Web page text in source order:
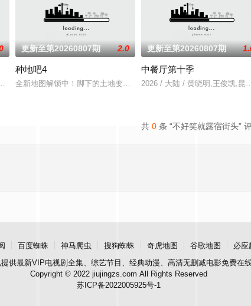
止比技术，更要玩灵
竞技类真人秀 ，由何浩楠、黄渤、吕严、马頔等人为嘉宾。
更新至第20260807期 2.0
种地吧4
全新地图解锁中！脚下的土地变了，但十个勤天那份“想把地种好”的滚
更新至第20260807期
中餐厅第十季
2026 / 大陆 / 黄晓明,王俊凯,昆
共 0 条 “不好笑就露宿街头”
百度蜘蛛 神马爬虫 搜狗蜘蛛 奇虎地图 谷歌地图
必应
提供最新VIP电视剧全集、综艺节目、经典动漫、高清无删减电影免费在
Copyright © 2022 jiujingzs.com All Rights Reserved
苏ICP备2022005925号-1